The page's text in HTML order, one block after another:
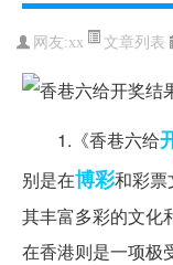
网友:xx 文章列表
1.《香巷六给
别是在博彩和彩票
其丰富多彩的文化
在香港则是一项极